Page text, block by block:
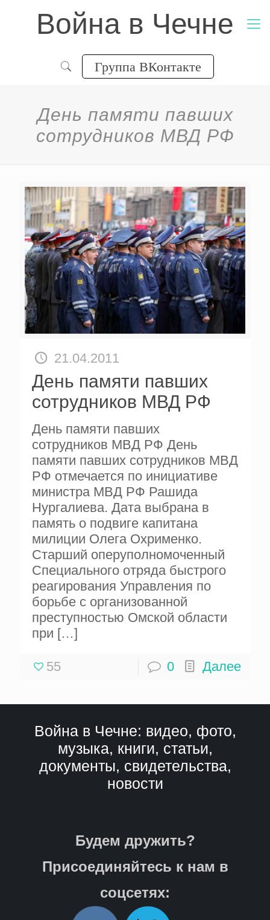
Война в Чечне
Группа ВКонтакте
День памяти павших
сотрудников МВД РФ
21.04.2011
День памяти павших
сотрудников МВД РФ
День памяти павших
сотрудников МВД РФ День
памяти павших сотрудников МВД
РФ отмечается по инициативе
министра МВД РФ Рашида
Нургалиева. Дата выбрана в
память о подвиге капитана
милиции Олега Охрименко.
Старший оперуполномоченный
Специального отряда быстрого
реагирования Управления по
борьбе с организованной
преступностью Омской области
при […]
55 0 Далее
Война в Чечне: видео, фото,
музыка, книги, статьи,
документы, свидетельства,
новости
Будем дружить?
Присоединяйтесь к нам в
соцсетях: